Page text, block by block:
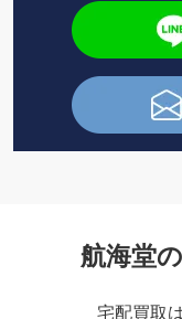
航海堂
宅配買取